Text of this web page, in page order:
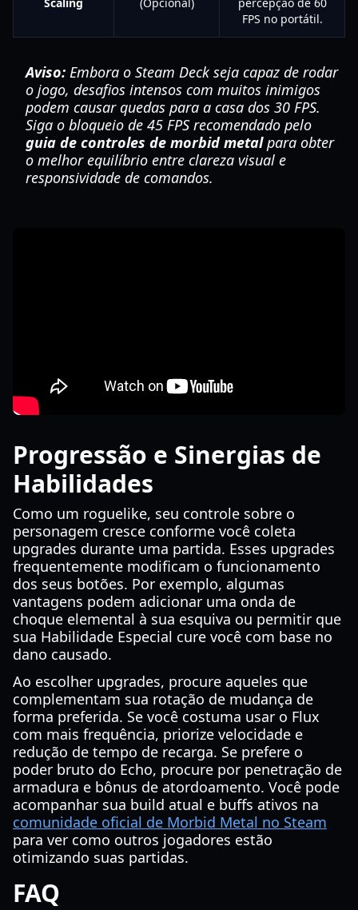
FPS no portátil.
Aviso: Embora o Steam Deck seja capaz de rodar
o jogo, desafios intensos com muitos inimigos
podem causar quedas para a casa dos 30 FPS.
Siga o bloqueio de 45 FPS recomendado pelo
guia de controles de morbid metalpara obter
o melhor equilíbrio entre clareza visual e
responsividade de comandos.
Progressão e Sinergias de
Habilidades
Como um roguelike, seu controle sobre o
personagem cresce conforme você coleta
upgrades durante uma partida. Esses upgrades
frequentemente modificam o funcionamento
dos seus botões. Por exemplo, algumas
vantagens podem adicionar uma onda de
choque elemental à sua esquiva ou permitir que
sua Habilidade Especial cure você com base no
dano causado.
Ao escolher upgrades, procure aqueles que
complementam sua rotação de mudança de
forma preferida. Se você costuma usar o Flux
com mais frequência, priorize velocidade e
redução de tempo de recarga. Se prefere o
poder bruto do Echo, procure por penetração de
armadura e bônus de atordoamento. Você pode
acompanhar sua build atual e buffs ativos na
comunidade oficial de Morbid Metal no Steam
para ver como outros jogadores estão
otimizando suas partidas.
FAQ